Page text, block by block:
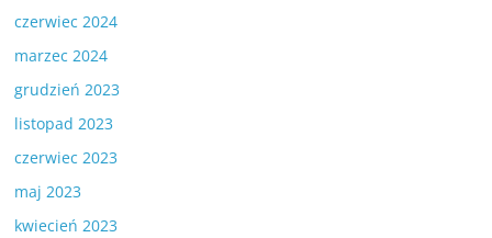
czerwiec 2024
marzec 2024
grudzień 2023
listopad 2023
czerwiec 2023
maj 2023
kwiecień 2023